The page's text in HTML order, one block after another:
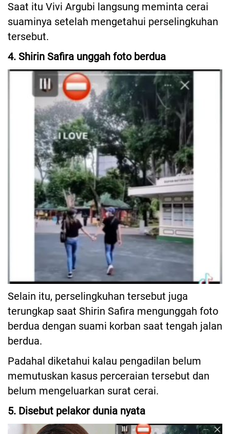
Saat itu Vivi Argubi langsung meminta cerai
suaminya setelah mengetahui perselingkuhan
tersebut.
4. Shirin Safira unggah foto berdua
Selain itu, perselingkuhan tersebut juga
terungkap saat Shirin Safira mengunggah foto
berdua dengan suami korban saat tengah jalan
berdua.
Padahal diketahui kalau pengadilan belum
memutuskan kasus perceraian tersebut dan
belum mengeluarkan surat cerai.
5. Disebut pelakor dunia nyata